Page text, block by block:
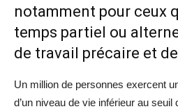
notamment pour ceux
temps partiel ou
de travail précaire et
Un million de personnes exercent
d’un niveau de vie inférieur au seuil